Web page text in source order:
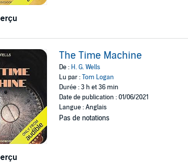
The Time Machine
De : H. G. Wells
Lu par :Tom Logan
Durée : 3 h et 36 min
Date de publication : 01/06/2021
Langue : Anglais
Pas de notations